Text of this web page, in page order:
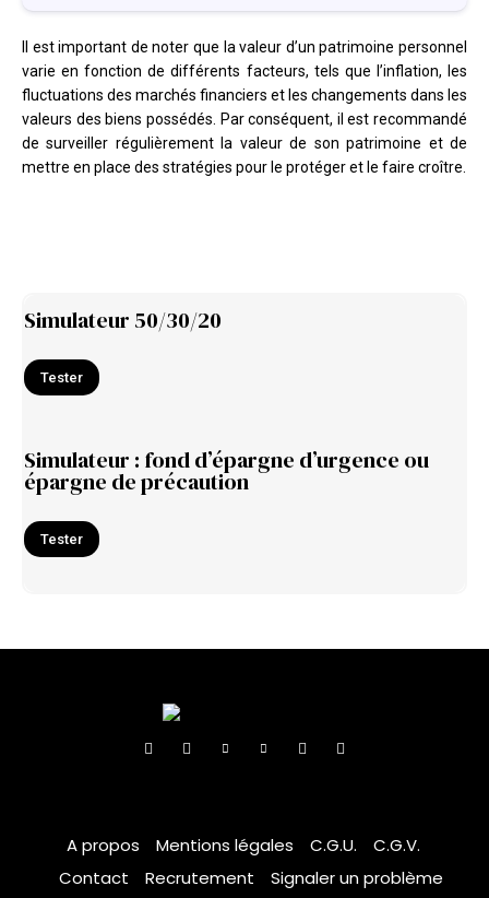
Il est important de noter que la valeur d’un patrimoine personnel
varie en fonction de différents facteurs, tels que l’inflation, les
fluctuations des marchés financiers et les changements dans les
valeurs des biens possédés. Par conséquent, il est recommandé
de surveiller régulièrement la valeur de son patrimoine et de
mettre en place des stratégies pour le protéger et le faire croître.
Simulateur 50/30/20
Tester
Simulateur : fond d’épargne d’urgence ou
épargne de précaution
Tester
A propos Mentions légales C.G.U.
C.G.V.
Contact
Recrutement Signaler un problème